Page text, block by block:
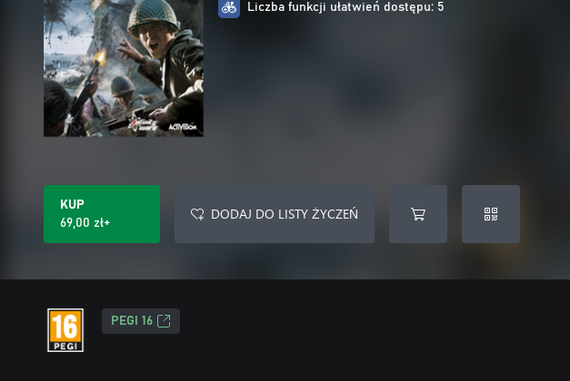
Liczba funkcji ułatwień dostępu: 5
KUP
69,00 zł+
DODAJ DO LISTY ŻYCZEŃ
PEGI 16